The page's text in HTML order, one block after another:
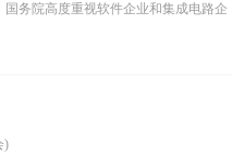
务院高度重视软件企业和集成电路企
)